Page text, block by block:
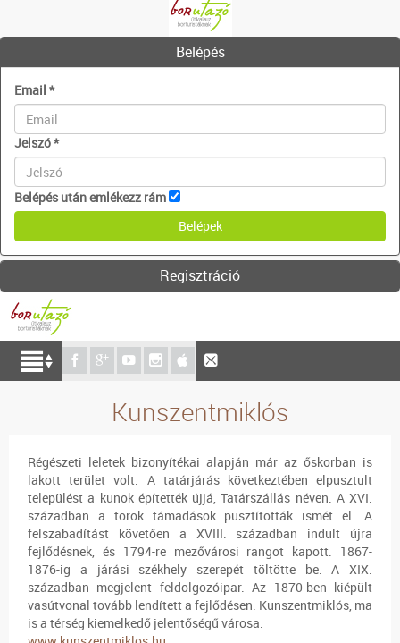
Belépés
Email *
Jelszó*
Belépés után emlékezz rám
Regisztráció
Kunszentmiklós
Régészeti leletek bizonyítékai alapján már az őskorban is
lakott terület volt. A tatárjárás következtében elpusztult
települést a kunok építették újjá, Tatárszállás néven. A XVI.
században a török támadások pusztították ismét el. A
felszabadítást követően a XVIII. században indult újra
fejlődésnek, és 1794-re mezővárosi rangot kapott. 1867-
1876-ig a járási székhely szerepét töltötte be. A XIX.
században megjelent feldolgozóipar. Az 1870-ben kiépült
vasútvonal tovább lendített a fejlődésen. Kunszentmiklós, ma
is a térség kiemelkedő jelentőségű városa.